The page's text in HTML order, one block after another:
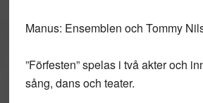
Manus: Ensemblen och Tommy
”Förfesten” spelas i två akter och
sång, dans och teater.